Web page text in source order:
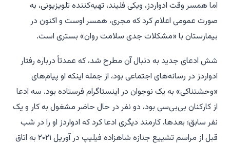
اما همسر وقت ادواردز، ویکی فلیند، تهیه‌کننده تلویزیونی، به
صورت عمومی اعلام کرد که مجری، همسر اوست و اکنون در
بیمارستان با «مشکلات جدی سلامت روان» بستری است.
شش ادعای جدید به دنبال آن مطرح شد، که عمدتاً درباره رفتار
ادواردز در رسانه‌های اجتماعی بود، از جمله اینکه او پیام‌های
«وحشتناکی» به یک نوجوان در اینستاگرام فرستاده بود. سه ادعا
از کارکنان بی‌بی‌سی بود، دو نفر در حال حاضر مشغول به کار و یک
نفر سابق؛ بعدها، کارمند دیگری ادعا کرد که ادواردز او را در شب
قبل از مراسم تشییع جنازه شاهزاده فیلیپ در آوریل ۲۰۲۱ به اتاق